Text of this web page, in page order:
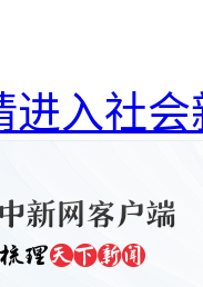
进入社会